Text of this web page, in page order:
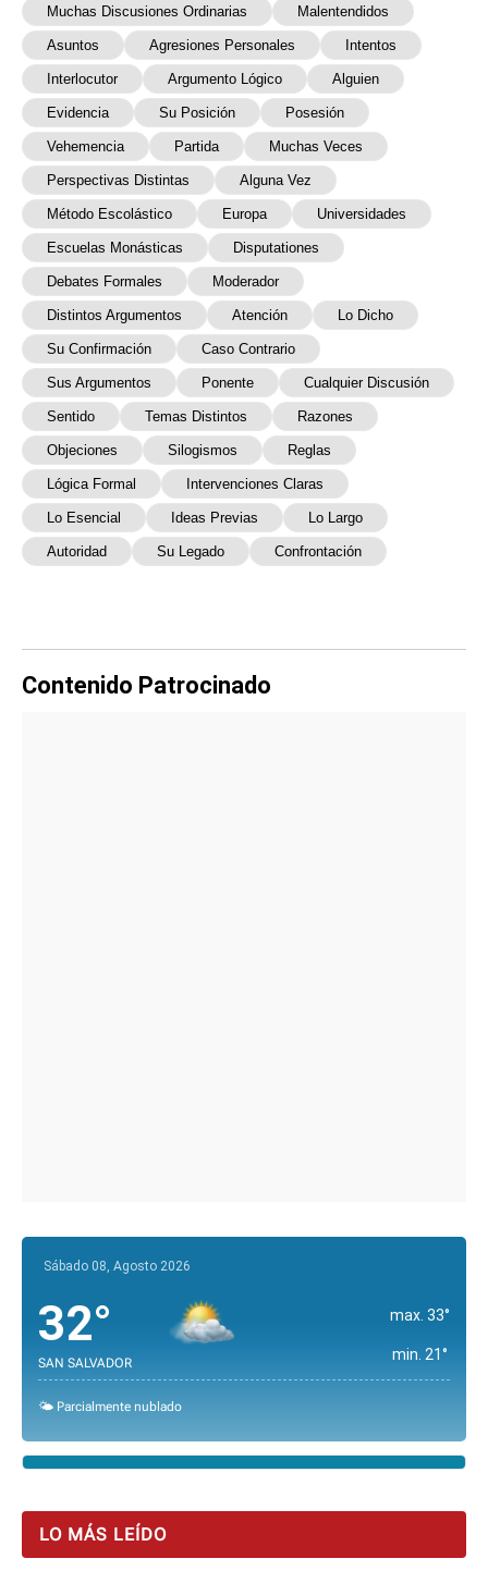
Muchas Discusiones Ordinarias Malentendidos
Asuntos Agresiones Personales Intentos
Interlocutor Argumento Lógico Alguien
Evidencia Su Posición Posesión
Vehemencia Partida Muchas Veces
Perspectivas Distintas Alguna Vez
Método Escolástico Europa Universidades
Escuelas Monásticas Disputationes
Debates Formales Moderador
Distintos Argumentos Atención Lo Dicho
Su Confirmación Caso Contrario
Sus Argumentos Ponente Cualquier Discusión
Sentido Temas Distintos Razones
Objeciones Silogismos Reglas
Lógica Formal Intervenciones Claras
Lo Esencial Ideas Previas Lo Largo
Autoridad Su Legado Confrontación
Contenido Patrocinado
Sábado 08, Agosto 2026
32°
SAN SALVADOR
max. 33°
min. 21°
🌤️ Parcialmente nublado
LO MÁS LEÍDO